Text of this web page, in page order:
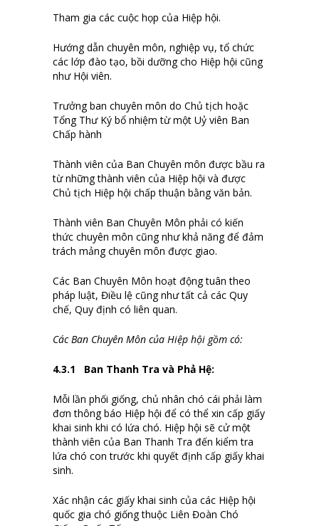
Tham gia các cuộc họp của Hiệp hội.
Hướng dẫn chuyên môn, nghiệp vụ, tổ chức
các lớp đào tạo, bồi dưỡng cho Hiệp hội cũng
như Hội viên.
Trưởng ban chuyên môn do Chủ tịch hoặc
Tổng Thư Ký bổ nhiệm từ một Uỷ viên Ban
Chấp hành
Thành viên của Ban Chuyên môn được bầu ra
từ những thành viên của Hiệp hội và được
Chủ tịch Hiệp hội chấp thuận bằng văn bản.
Thành viên Ban Chuyên Môn phải có kiến
thức chuyên môn cũng như khả năng để đảm
trách mảng chuyên môn được giao.
Các Ban Chuyên Môn hoạt động tuân theo
pháp luật, Điều lệ cũng như tất cả các Quy
chế, Quy định có liên quan.
Các Ban Chuyên Môn của Hiệp hội gồm có:
4.3.1 Ban Thanh Tra và Phả Hệ:
Mỗi lần phối giống, chủ nhân chó cái phải làm
đơn thông báo Hiệp hội để có thể xin cấp giấy
khai sinh khi có lứa chó. Hiệp hội sẽ cử một
thành viên của Ban Thanh Tra đến kiểm tra
lứa chó con trước khi quyết định cấp giấy khai
sinh.
Xác nhận các giấy khai sinh của các Hiệp hội
quốc gia chó giống thuộc Liên Đoàn Chó